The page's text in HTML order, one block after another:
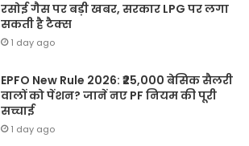
रसोई गैस पर बड़ी खबर, सरकार LPG पर लगा
सकती है टैक्स
1 day ago
EPFO New Rule 2026: ₹25,000 बेसिक सैलरी
वालों को पेंशन? जानें नए PF नियम की पूरी
सच्चाई
1 day ago